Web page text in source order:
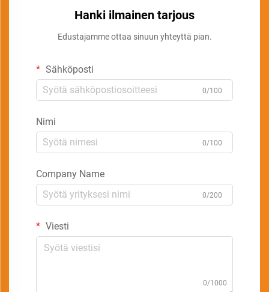
Hanki ilmainen tarjous
Edustajamme ottaa sinuun yhteyttä pian.
Sähköposti
0/100
Nimi
0/100
Company Name
0/200
Viesti
0/1000